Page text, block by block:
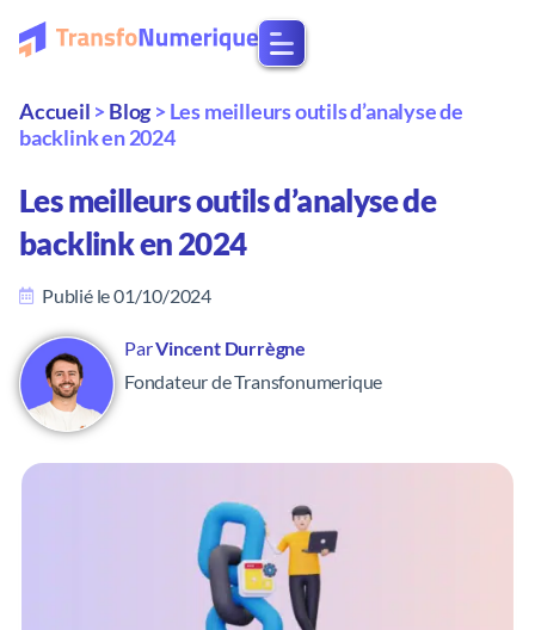
Accueil > Blog > Les meilleurs outils d’analyse de
backlink en 2024
Les meilleurs outils d’analyse de
backlink en 2024
Publié le01/10/2024
ParVincent Durrègne
Fondateur de Transfonumerique